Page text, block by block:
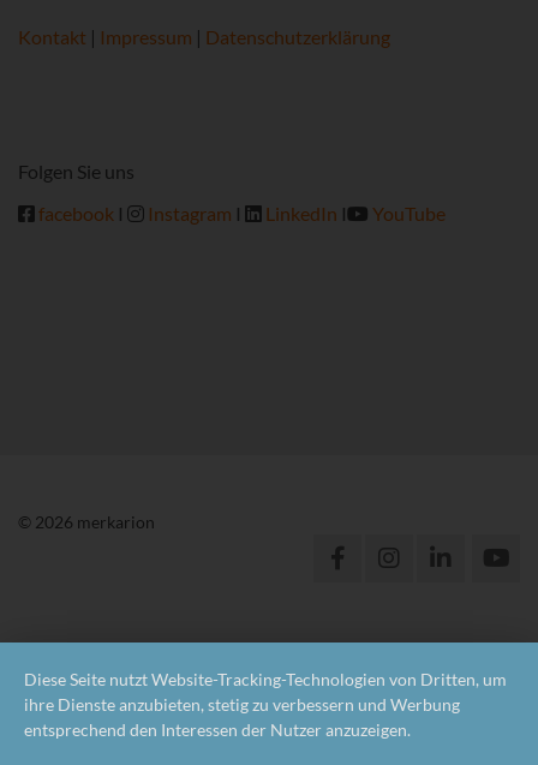
Kontakt | Impressum | Datenschutzerklärung
Folgen Sie uns
facebook I Instagram I LinkedIn I YouTube
© 2026 merkarion
Diese Seite nutzt Website-Tracking-Technologien von Dritten, um
ihre Dienste anzubieten, stetig zu verbessern und Werbung
entsprechend den Interessen der Nutzer anzuzeigen.